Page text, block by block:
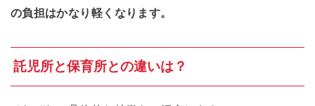
の負担はかなり軽くなります。
託児所と保育所との違いは？